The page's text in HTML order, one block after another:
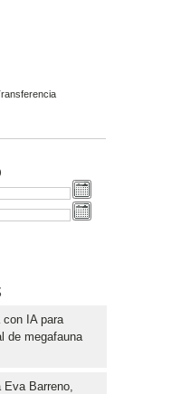
con IA para
de megafauna
Barreno,